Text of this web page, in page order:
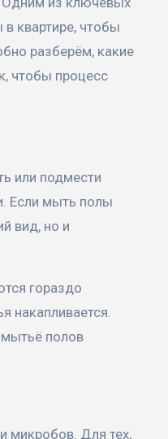
квартире, чтобы
разберём, какие
чтобы процесс
или подмести
Если мыть полы
вид, но и
гораздо
накапливается.
полов
микробов. Для тех,